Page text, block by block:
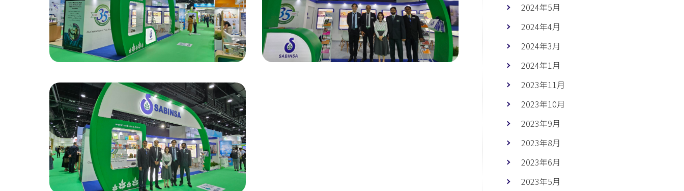
2024年5月
2024年4月
2024年3月
2024年1月
2023年11月
2023年10月
2023年9月
2023年8月
2023年6月
2023年5月